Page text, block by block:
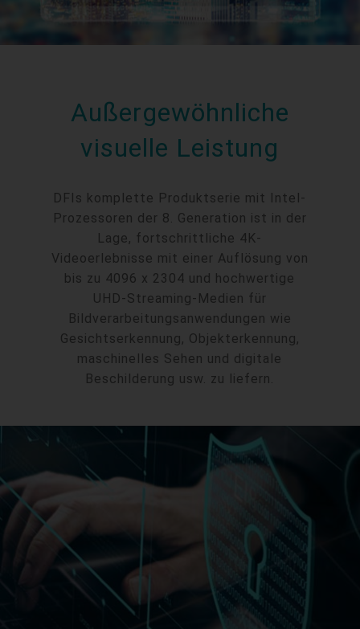
Außergewöhnliche
visuelle Leistung
DFIs komplette Produktserie mit Intel-
Prozessoren der 8. Generation ist in der
Lage, fortschrittliche 4K-
Videoerlebnisse mit einer Auflösung von
bis zu 4096 x 2304 und hochwertige
UHD-Streaming-Medien für
Bildverarbeitungsanwendungen wie
Gesichtserkennung, Objekterkennung,
maschinelles Sehen und digitale
Beschilderung usw. zu liefern.